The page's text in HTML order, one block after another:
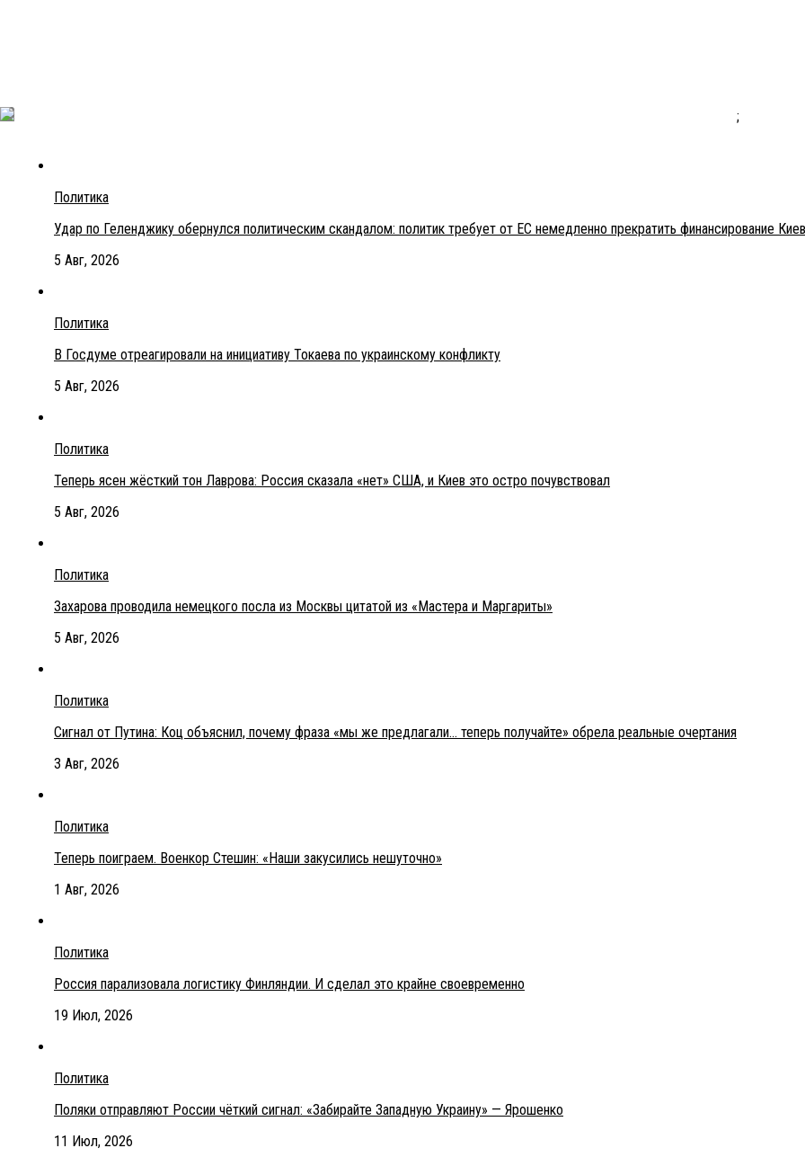
;
Политика
Удар по Геленджику обернулся политическим скандалом: политик требует от ЕС немедленно прекратить финансирование
5 Авг, 2026
Политика
В Госдуме отреагировали на инициативу Токаева по украинскому конфликту
5 Авг, 2026
Политика
Теперь ясен жёсткий тон Лаврова: Россия сказала «нет» США, и Киев это остро почувствовал
5 Авг, 2026
Политика
Захарова проводила немецкого посла из Москвы цитатой из «Мастера и Маргариты»
5 Авг, 2026
Политика
Сигнал от Путина: Коц объяснил, почему фраза «мы же предлагали… теперь получайте» обрела реальные очертания
3 Авг, 2026
Политика
Теперь поиграем. Военкор Стешин: «Наши закусились нешуточно»
1 Авг, 2026
Политика
Россия парализовала логистику Финляндии. И сделал это крайне своевременно
19 Июл, 2026
Политика
Поляки отправляют России чёткий сигнал: «Забирайте Западную Украину» — Ярошенко
11 Июл, 2026